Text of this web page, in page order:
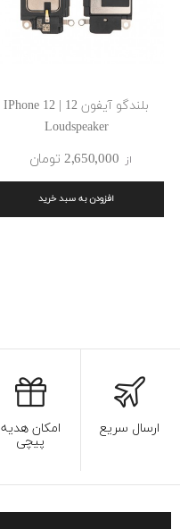
بلندگو آیفون 12 | IPhone 12
Loudspeaker
از 2٬650٬000 ‎تومان
افزودن به سبد خرید
ارسال سریع امکان هدیه
پیچی